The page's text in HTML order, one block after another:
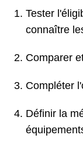
Tester
connaître
Comparer
Compléter
Définir la